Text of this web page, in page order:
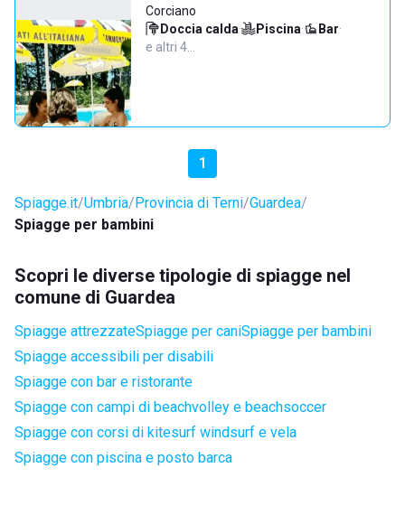
Corciano
Doccia calda· Piscina· Bar·
e altri 4…
1
Spiagge.it Umbria Provincia di Terni Guardea
Spiagge per bambini
Scopri le diverse tipologie di spiagge nel
comune di Guardea
Spiagge attrezzateSpiagge per caniSpiagge per bambini
Spiagge accessibili per disabili
Spiagge con bar e ristorante
Spiagge con campi di beachvolley e beachsoccer
Spiagge con corsi di kitesurf windsurf e vela
Spiagge con piscina e posto barca